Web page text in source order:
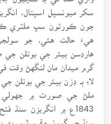
سکر ميونسپل اسپتال،
جون ڪورٽون سڀ ملٽري
هارڊسن بيئر جي بوتلن
گرم ميدان مان لنگهڻ وقت
لاءِ ٻہ ڊزن بيئر جي بوتلن
ملڻ جي صورت ۾ جهولي
1843ع ۾ انگريزن سنڌ
سنڌ جو گورنر مقرر ٿيو.